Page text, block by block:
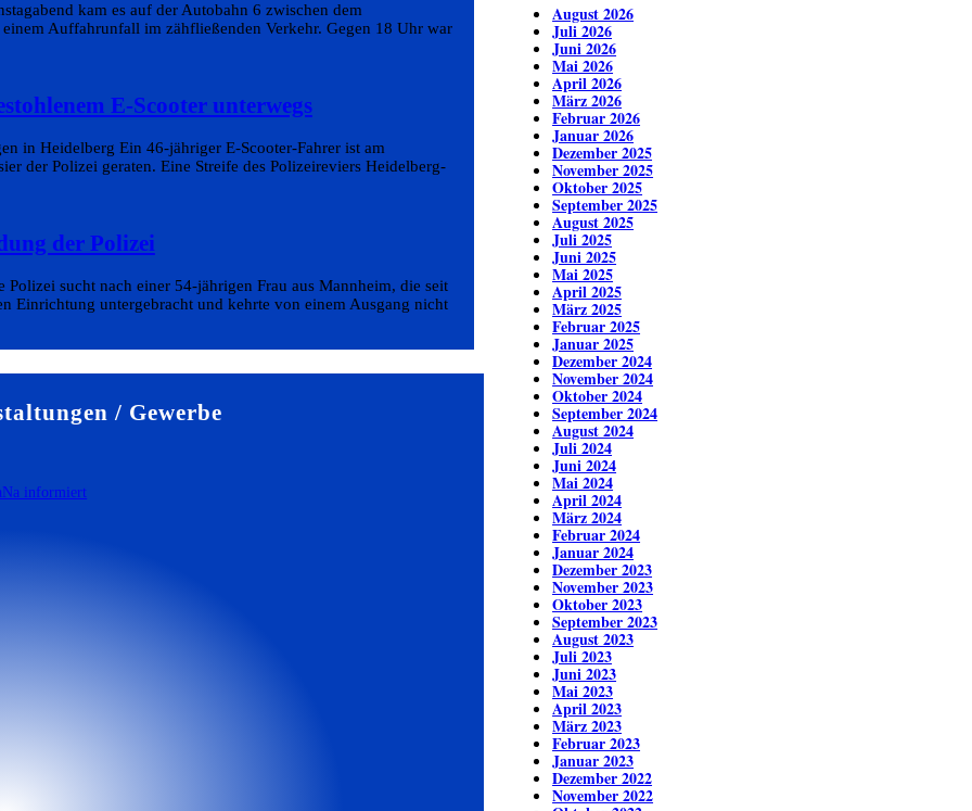
kam es auf der Autobahn 6 zwischen dem
Auffahrunfall im zähfließenden Verkehr. Gegen 18 Uhr war
E-Scooter unterwegs
in Heidelberg Ein 46-jähriger E-Scooter-Fahrer ist am
der Polizei geraten. Eine Streife des Polizeireviers Heidelberg-
der Polizei
sucht nach einer 54-jährigen Frau aus Mannheim, die seit
Einrichtung untergebracht und kehrte von einem Ausgang nicht
/ Gewerbe
August 2026
Juli 2026
Juni 2026
Mai 2026
April 2026
März 2026
Februar 2026
Januar 2026
Dezember 2025
November 2025
Oktober 2025
September 2025
August 2025
Juli 2025
Juni 2025
Mai 2025
April 2025
März 2025
Februar 2025
Januar 2025
Dezember 2024
November 2024
Oktober 2024
September 2024
August 2024
Juli 2024
Juni 2024
Mai 2024
April 2024
März 2024
Februar 2024
Januar 2024
Dezember 2023
November 2023
Oktober 2023
September 2023
August 2023
Juli 2023
Juni 2023
Mai 2023
April 2023
März 2023
Februar 2023
Januar 2023
Dezember 2022
November 2022